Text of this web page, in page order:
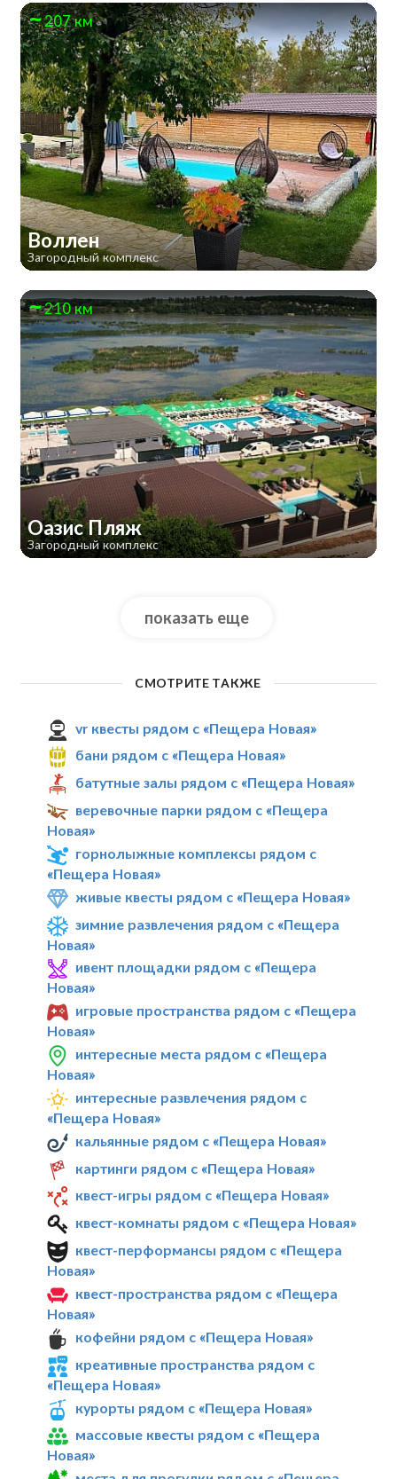
207 км
Воллен
Загородный комплекс
210 км
Оазис Пляж
Загородный комплекс
показать еще
СМОТРИТЕ ТАКЖЕ
vr квесты рядом с «Пещера Новая»
бани рядом с «Пещера Новая»
батутные залы рядом с «Пещера Новая»
веревочные парки рядом с «Пещера
Новая»
горнолыжные комплексы рядом с
«Пещера Новая»
живые квесты рядом с «Пещера Новая»
зимние развлечения рядом с «Пещера
Новая»
ивент площадки рядом с «Пещера
Новая»
игровые пространства рядом с «Пещера
Новая»
интересные места рядом с «Пещера
Новая»
интересные развлечения рядом с
«Пещера Новая»
кальянные рядом с «Пещера Новая»
картинги рядом с «Пещера Новая»
квест-игры рядом с «Пещера Новая»
квест-комнаты рядом с «Пещера Новая»
квест-перформансы рядом с «Пещера
Новая»
квест-пространства рядом с «Пещера
Новая»
кофейни рядом с «Пещера Новая»
креативные пространства рядом с
«Пещера Новая»
курорты рядом с «Пещера Новая»
массовые квесты рядом с «Пещера
Новая»